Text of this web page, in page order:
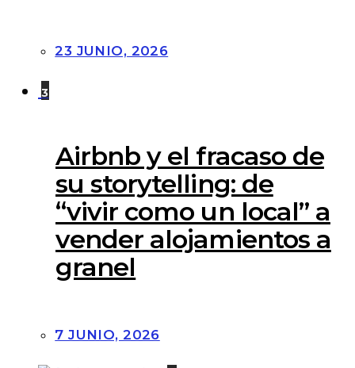
23 JUNIO, 2026
3
Airbnb y el fracaso de
su storytelling: de
“vivir como un local” a
vender alojamientos a
granel
7 JUNIO, 2026